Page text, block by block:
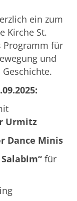
ein zum
Kirche St.
Programm für
und
Urmitz
Dance Minis
für